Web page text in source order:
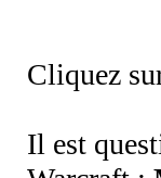
Cliquez
Il est